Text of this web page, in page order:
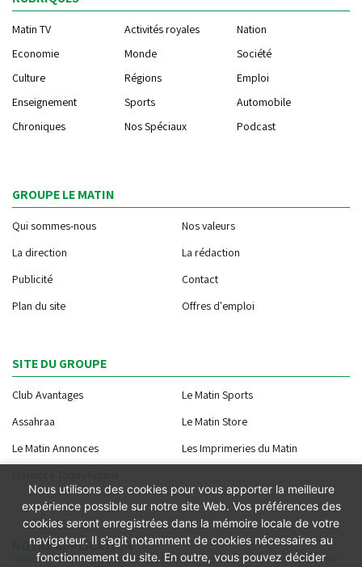
Matin TV Activités royales
Nation
Economie
Monde
Société
Culture
Régions
Emploi
Enseignement
Sports
Automobile
Chroniques
Nos Spéciaux Podcast
GROUPE LE MATIN
Qui sommes-nous
Nos valeurs
La direction
La rédaction
Publicité
Contact
Plan du site
Offres d'emploi
SITE DU GROUPE
Club Avantages
Le Matin Sports
Assahraa
Le Matin Store
Le Matin Annonces
Les Imprimeries du Matin
NOTRE APPLICATION
Nous utilisons des cookies pour vous apporter la meilleure
expérience possible sur notre site Web. Vos préférences des
cookies seront enregistrées dans la mémoire locale de votre
navigateur. Il s’agit notamment de cookies nécessaires au
fonctionnement du site. En outre, vous pouvez décider